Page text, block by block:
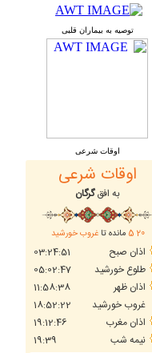
توصیه به بیماران قلبی
اوقات شرعی